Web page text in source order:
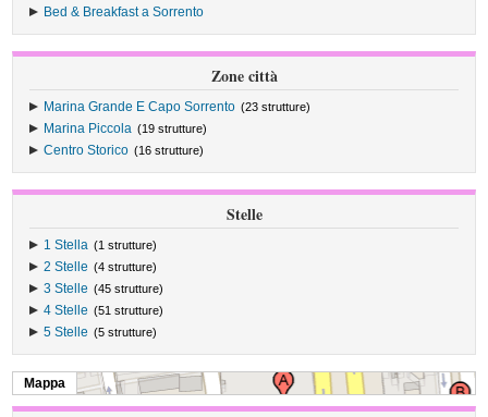
Bed & Breakfast a Sorrento
Zone città
Marina Grande E Capo Sorrento (23 strutture)
Marina Piccola (19 strutture)
Centro Storico (16 strutture)
Stelle
1 Stella (1 strutture)
2 Stelle (4 strutture)
3 Stelle (45 strutture)
4 Stelle (51 strutture)
5 Stelle (5 strutture)
Mappa